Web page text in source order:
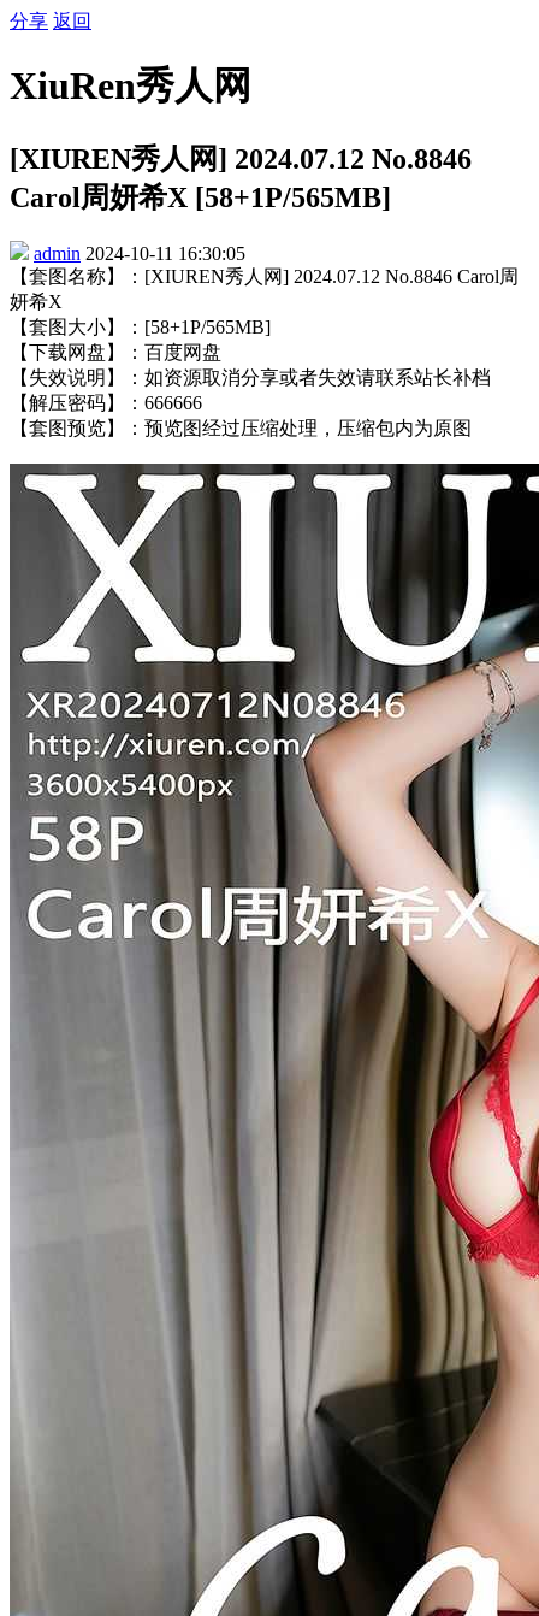
分享 返回
XiuRen秀人网
[XIUREN秀人网] 2024.07.12 No.8846
Carol周妍希X [58+1P/565MB]
admin 2024-10-11 16:30:05
【套图名称】：[XIUREN秀人网] 2024.07.12 No.8846 Carol周
妍希X
【套图大小】：[58+1P/565MB]
【下载网盘】：百度网盘
【失效说明】：如资源取消分享或者失效请联系站长补档
【解压密码】：666666
【套图预览】：预览图经过压缩处理，压缩包内为原图